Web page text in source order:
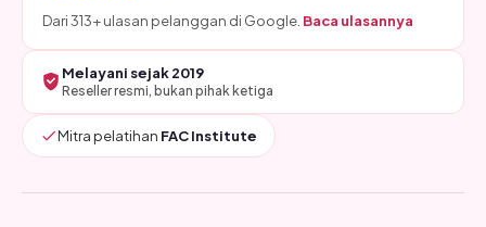
Dari 313+ ulasan pelanggan di Google. Baca ulasannya
Melayani sejak 2019
Reseller resmi, bukan pihak ketiga
Mitra pelatihan FAC Institute